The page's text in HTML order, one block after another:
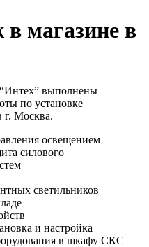
магазине в
выполнены
по установке
г. Москва.
освещением
силового
светильников
и настройка
в шкафу СКС